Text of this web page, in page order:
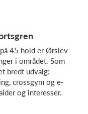
45 hold er Ørslev
i området. Som
bredt udvalg:
crossgym og e-
og interesser.